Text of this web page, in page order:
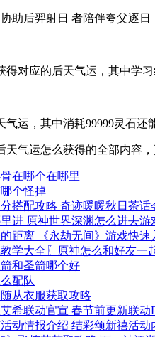
助后羿射日 者陪伴夸父逐
得对应的后天气运，其中学
运，其中消耗99999灵石还
天气运怎么获得的全部内容
在哪个在哪里
个怪掉
搭配攻略 奇迹暖暖秋日茶话
进 原神世界深渊怎么进去游
距离 《永劫无间》游戏快速
学大全〖原神怎么和好友一
和圣箭哪个好
配队
随从衣服获取攻略
希联动官宣 春节前更新联动
动情报介绍 结彩颂新禧活动